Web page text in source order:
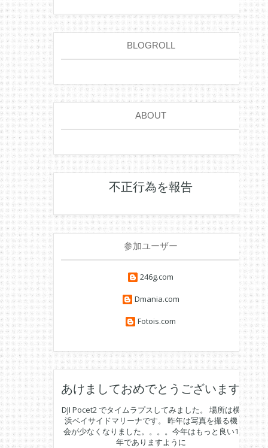
BLOGROLL
ABOUT
不正行為を報告
参加ユーザー
246g.com
Dmania.com
Fotois.com
あけましておめでとうございます
DJI Pocet2 でタイムラプスしてみました。 場所は横
浜ベイサイドマリーナです。 昨年は写真を撮る機
会が少なくなりました。。。。今年はもっと良い1
年でありますように